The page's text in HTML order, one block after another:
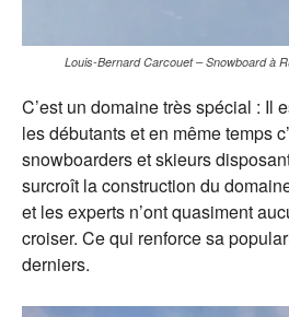
Louis-Bernard Carcouet – Snowboard à
C’est un domaine très spécial : Il
les débutants et en même temps
snowboarders et skieurs
surcroît la construction du
et les experts n’ont quasiment
croiser. Ce qui renforce sa
derniers.